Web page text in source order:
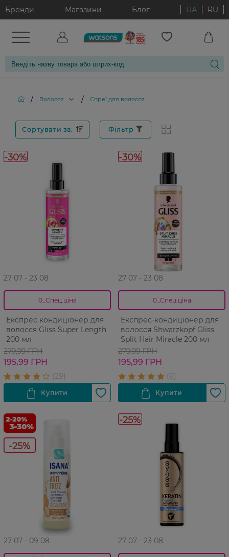
Бренди Магазини Блог UA RU
/ Волосся / Спреї для волосся
Сортувати за: Фільтр
-30%
27 07 - 23 08
0_Спец.ціна
Експрес кондиціонер для
волосся Gliss Super Length
200 мл
279,99 ГРН
195,99 ГРН
-30%
27 07 - 23 08
0_Спец.ціна
Експрес-кондиціонер для
волосся Shwarzkopf Gliss
Split Hair Miracle 200 мл
279,99 ГРН
195,99 ГРН
-25%
27 07 - 09 08
-25%
27 07 - 23 08